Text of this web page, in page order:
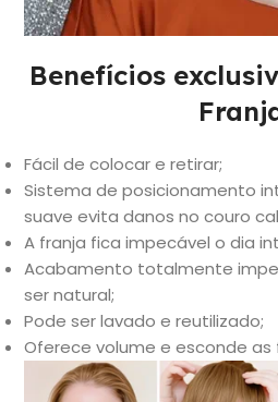
Benefícios
Fácil de colocar e retirar;
Sistema de posicionamento
suave evita danos no couro
A franja fica impecável o dia
Acabamento totalmente
ser natural;
Pode ser lavado e reutilizado;
Oferece volume e esconde as